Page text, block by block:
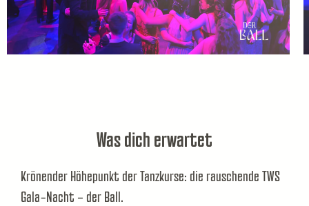
Was dich erwartet
Krönender Höhepunkt der Tanzkurse: die rauschende TWS
Gala-Nacht – der Ball.